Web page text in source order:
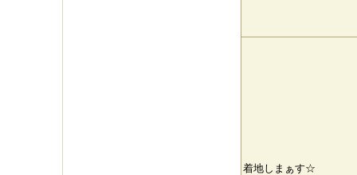
着地しまぁす☆